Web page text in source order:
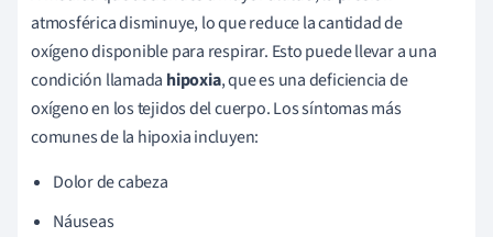
atmosférica disminuye, lo que reduce la cantidad de
oxígeno disponible para respirar. Esto puede llevar a una
condición llamada hipoxia, que es una deficiencia de
oxígeno en los tejidos del cuerpo. Los síntomas más
comunes de la hipoxia incluyen:
Dolor de cabeza
Náuseas